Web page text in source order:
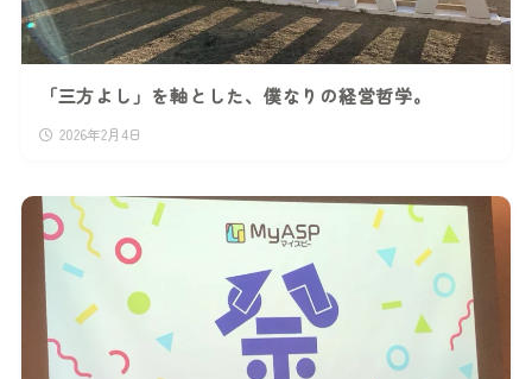
「三方よし」を軸とした、僕なりの経営哲学。
2026年2月4日